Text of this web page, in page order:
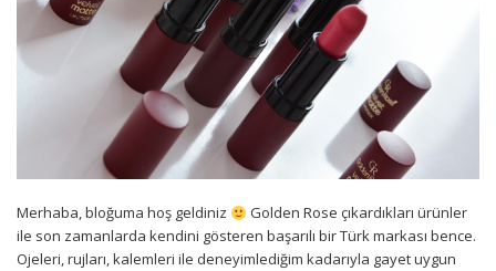
Merhaba, bloğuma hoş geldiniz
Golden Rose çıkardıkları ürünler
ile son zamanlarda kendini gösteren başarılı bir Türk markası bence.
Ojeleri, rujları, kalemleri ile deneyimlediğim kadarıyla gayet uygun